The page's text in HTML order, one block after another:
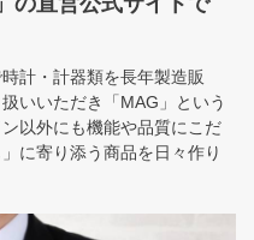
計・計器類を長年製造販
いいただき「MAG」という
以外にも機能や品質にこだ
に寄り添う商品を日々作り